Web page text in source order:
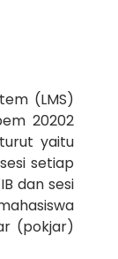
(LMS)
20202
yaitu
setiap
dan sesi
(pokjar)